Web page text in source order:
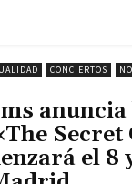
CONCIERTOS
anuncia
Secret
el 8